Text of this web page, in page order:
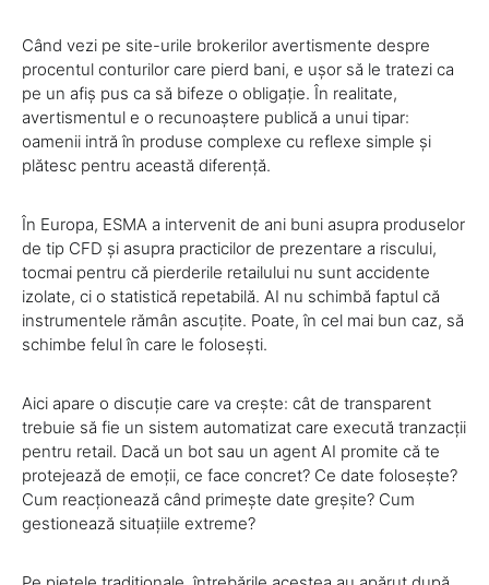
Când vezi pe site-urile brokerilor avertismente despre
procentul conturilor care pierd bani, e ușor să le tratezi ca
pe un afiș pus ca să bifeze o obligație. În realitate,
avertismentul e o recunoaștere publică a unui tipar:
oamenii intră în produse complexe cu reflexe simple și
plătesc pentru această diferență.
În Europa, ESMA a intervenit de ani buni asupra produselor
de tip CFD și asupra practicilor de prezentare a riscului,
tocmai pentru că pierderile retailului nu sunt accidente
izolate, ci o statistică repetabilă. AI nu schimbă faptul că
instrumentele rămân ascuțite. Poate, în cel mai bun caz, să
schimbe felul în care le folosești.
Aici apare o discuție care va crește: cât de transparent
trebuie să fie un sistem automatizat care execută tranzacții
pentru retail. Dacă un bot sau un agent AI promite că te
protejează de emoții, ce face concret? Ce date folosește?
Cum reacționează când primește date greșite? Cum
gestionează situațiile extreme?